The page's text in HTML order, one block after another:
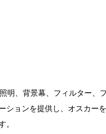
明、背景幕、フィルター、
ションを提供し、オスカー
。